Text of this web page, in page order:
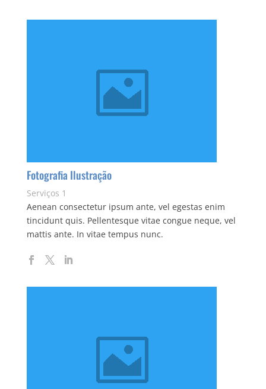
Fotografia Ilustração
Serviços 1
Aenean consectetur ipsum ante, vel egestas enim
tincidunt quis. Pellentesque vitae congue neque, vel
mattis ante. In vitae tempus nunc.